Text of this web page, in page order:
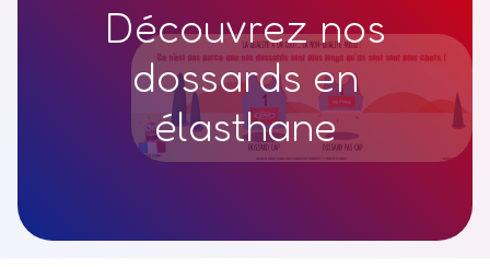
Découvrez nos
dossards en
élasthane